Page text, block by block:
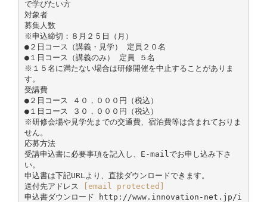
で学びたい方
対象者
募集人数
※申込締切：８月２５日（月）
●２日コース（講義・見学） 定員２０名
●１日コース（講義のみ） 定員 ５名
※１５名に満たない場合は研修開催を中止することがありま
す。
受講費
●２日コース ４０，０００円（税込）
●１日コース ３０，０００円（税込）
※研修会場や見学先までの交通費、宿泊費等は含まれておりま
せん。
応募方法
受講申込書に必要事項を記入し、E-mailでお申し込み下さ
い。
申込書は下記URLより、直接ダウンロードできます。
送付先アドレス
[email protected]
申込書ダウンロード http://www.innovation-net.jp/i